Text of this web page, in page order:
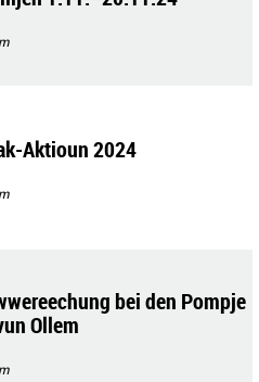
Aktioun 2024
bei den Pompje
Ollem